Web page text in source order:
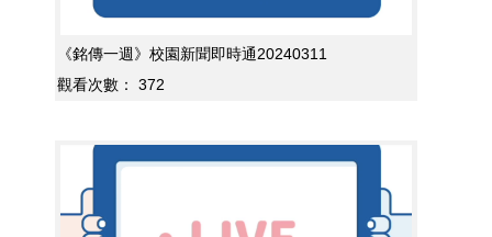
《銘傳一週》校園新聞即時通20240311
觀看次數：
372